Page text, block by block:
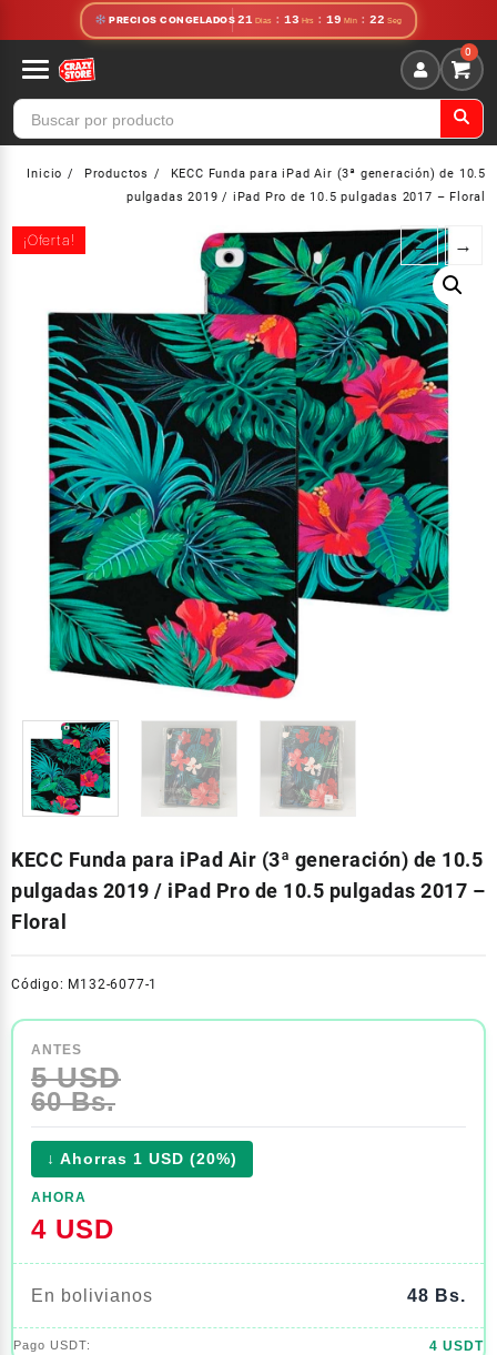
contenido
PRECIOS CONGELADOS 21 : 13 : 19 : 21
Inicio Productos
KECC Funda para iPad Air (3ª generación) de 10.5
pulgadas 2019 / iPad Pro de 10.5 pulgadas 2017 – Floral
¡Oferta! ← →
KECC Funda para iPad Air (3ª generación) de 10.5
pulgadas 2019 / iPad Pro de 10.5 pulgadas 2017 –
Floral
Código: M132-6077-1
ANTES
5 USD
60 Bs.
↓ Ahorras 1 USD (20%)
AHORA
4 USD
En bolivianos 48 Bs.
4 USDT
¡Oferta!